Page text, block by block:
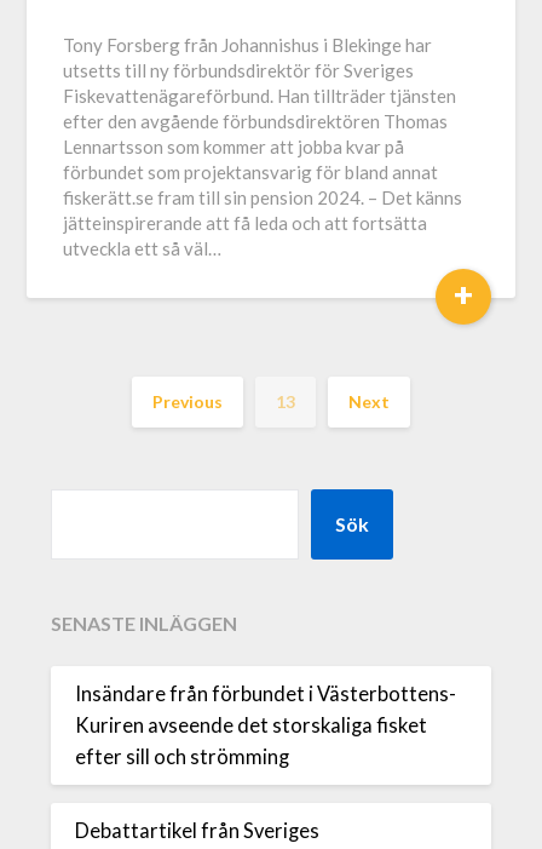
Tony Forsberg från Johannishus i Blekinge har
utsetts till ny förbundsdirektör för Sveriges
Fiskevattenägareförbund. Han tillträder tjänsten
efter den avgående förbundsdirektören Thomas
Lennartsson som kommer att jobba kvar på
förbundet som projektansvarig för bland annat
fiskerätt.se fram till sin pension 2024. – Det känns
jätteinspirerande att få leda och att fortsätta
utveckla ett så väl…
+
Previous 13 Next
Sök
SENASTE INLÄGGEN
Insändare från förbundet i Västerbottens-
Kuriren avseende det storskaliga fisket
efter sill och strömming
Debattartikel från Sveriges